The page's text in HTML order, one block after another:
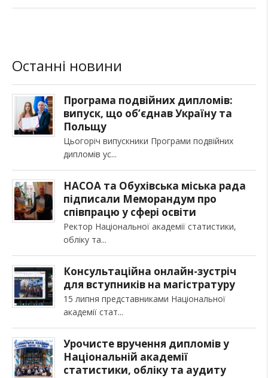
Останні новини
Програма подвійних дипломів:
випуск, що об’єднав Україну та
Польщу
Цьогоріч випускники Програми подвійних
дипломів ус
НАСОА та Обухівська міська рада
підписали Меморандум про
співпрацю у сфері освіти
Ректор Національної академії статистики,
обліку та
Консультаційна онлайн-зустріч
для вступників на магістратуру
15 липня представниками Національної
академії стат
Урочисте вручення дипломів у
Національній академії
статистики, обліку та аудиту